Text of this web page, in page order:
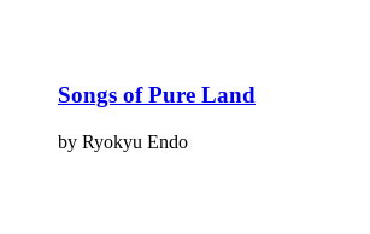
Songs of Pure Land
by Ryokyu Endo